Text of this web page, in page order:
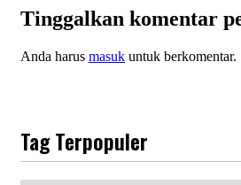
Tinggalkan komentar
Anda harus masuk untuk berkomentar.
Tag Terpopuler